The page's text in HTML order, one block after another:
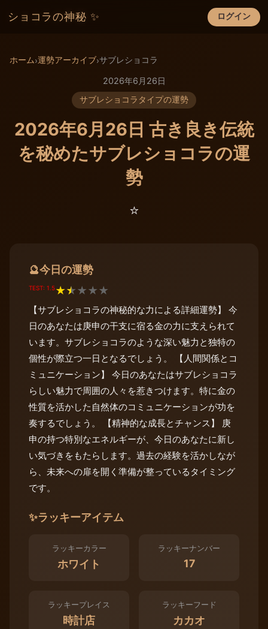
ショコラの神秘 ✨ ログイン
×
ホーム›運勢アーカイブ›サブレショコラ
2026年6月26日
サブレショコラタイプの運勢
2026年6月26日 古き良き伝統
を秘めたサブレショコラの運
勢
⭐️
🔮今日の運勢
TEST: 1.5★★★★★
【サブレショコラの神秘的な力による詳細運勢】 今
日のあなたは庚申の干支に宿る金の力に支えられて
います。サブレショコラのような深い魅力と独特の
個性が際立つ一日となるでしょう。 【人間関係とコ
ミュニケーション】 今日のあなたはサブレショコラ
らしい魅力で周囲の人々を惹きつけます。特に金の
性質を活かした自然体のコミュニケーションが功を
奏するでしょう。 【精神的な成長とチャンス】 庚
申の持つ特別なエネルギーが、今日のあなたに新し
い気づきをもたらします。過去の経験を活かしなが
ら、未来への扉を開く準備が整っているタイミング
です。
✨ラッキーアイテム
ラッキーカラー
ホワイト
ラッキーナンバー
17
ラッキープレイス
時計店
ラッキーフード
カカオ